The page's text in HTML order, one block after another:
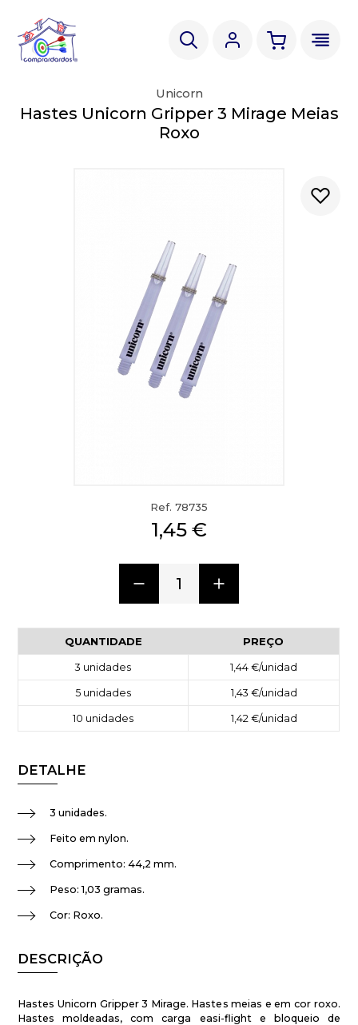
Unicorn
Hastes Unicorn Gripper 3 Mirage Meias
Roxo
Ref. 78735
1,45 €
1
QUANTIDADE PREÇO
3 unidades 1,44 €/unidad
5 unidades 1,43 €/unidad
10 unidades 1,42 €/unidad
DETALHE
3 unidades.
Feito em nylon.
Comprimento: 44,2 mm.
Peso: 1,03 gramas.
Cor: Roxo.
DESCRIÇÃO
Hastes Unicorn Gripper 3 Mirage. Hastes meias e em cor roxo.
Hastes moldeadas, com carga easi-flight e bloqueio de